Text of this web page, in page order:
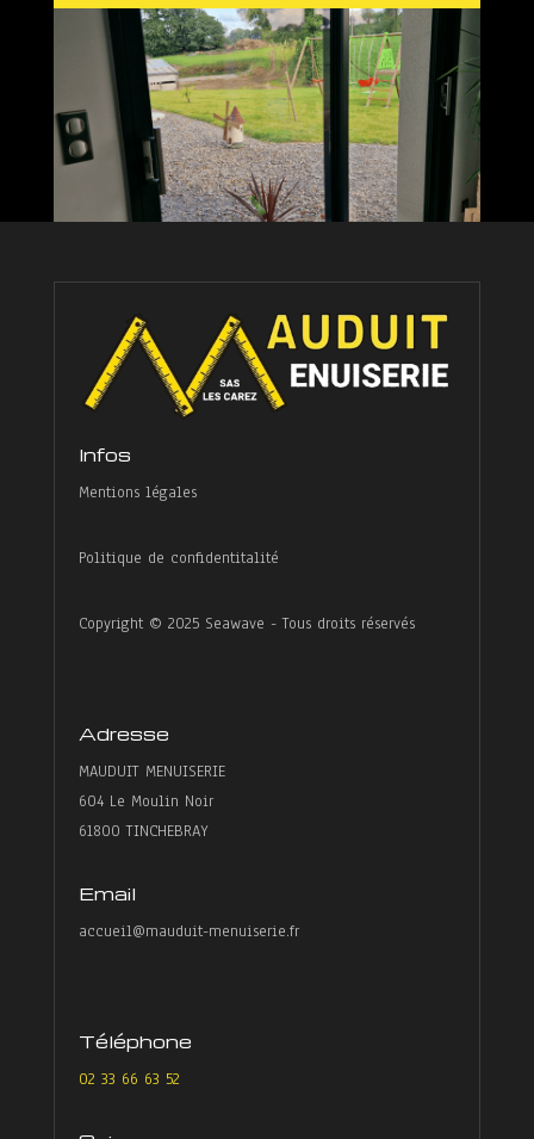
Infos
Mentions légales
Politique de confidentitalité
Copyright © 2025 Seawave - Tous droits réservés
Adresse
MAUDUIT MENUISERIE
604 Le Moulin Noir
61800 TINCHEBRAY
Email
accueil@mauduit-menuiserie.fr
Téléphone
02 33 66 63 52